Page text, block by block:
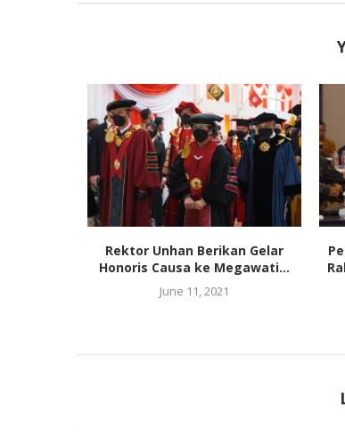
Rektor Unhan Berikan Gelar
Honoris Causa ke Megawati...
June 11, 2021